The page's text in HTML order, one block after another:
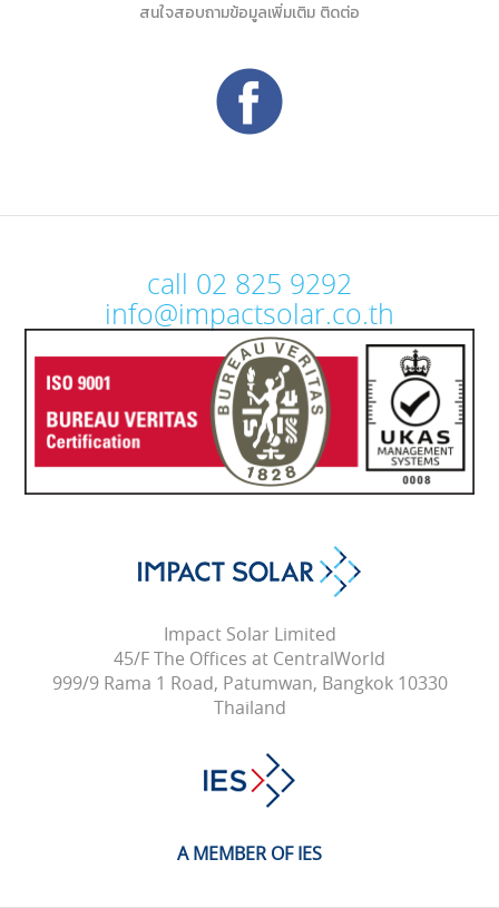
สนใจสอบถามข้อมูลเพิ่มเติม ติดต่อ
call 02 825 9292
info@impactsolar.co.th
Impact Solar Limited
45/F The Offices at CentralWorld
999/9 Rama 1 Road, Patumwan, Bangkok 10330
Thailand
A MEMBER OF IES